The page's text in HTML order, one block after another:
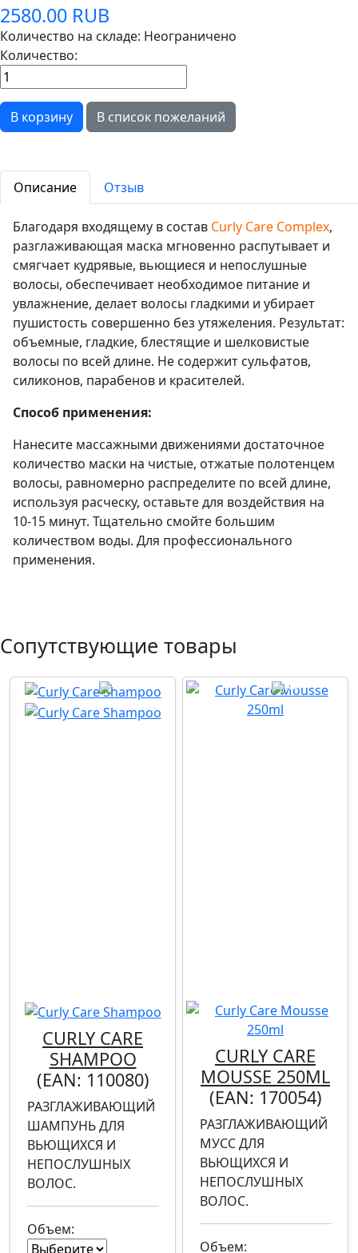
2580.00 RUB
Количество на складе: Неограничено
Количество:
Описание Отзыв
Благодаря входящему в состав Curly Care Complex,
разглаживающая маска мгновенно распутывает и
смягчает кудрявые, вьющиеся и непослушные
волосы, обеспечивает необходимое питание и
увлажнение, делает волосы гладкими и убирает
пушистость совершенно без утяжеления. Результат:
объемные, гладкие, блестящие и шелковистые
волосы по всей длине. Не содержит сульфатов,
силиконов, парабенов и красителей.
Способ применения:
Нанесите массажными движениями достаточное
количество маски на чистые, отжатые полотенцем
волосы, равномерно распределите по всей длине,
используя расческу, оставьте для воздействия на
10-15 минут. Тщательно смойте большим
количеством воды. Для профессионального
применения.
Сопутствующие товары
CURLY CARE
SHAMPOO
(EAN: 110080)
РАЗГЛАЖИВАЮЩИЙ
ШАМПУНЬ ДЛЯ
ВЬЮЩИХСЯ И
НЕПОСЛУШНЫХ
ВОЛОС.
Объем:
CURLY CARE
MOUSSE 250ML
(EAN: 170054)
РАЗГЛАЖИВАЮЩИЙ
МУСС ДЛЯ
ВЬЮЩИХСЯ И
НЕПОСЛУШНЫХ
ВОЛОС.
Объем: